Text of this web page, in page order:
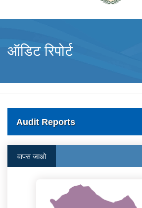
ऑडिट रिपोर्ट
Audit Reports
वापस जाओ